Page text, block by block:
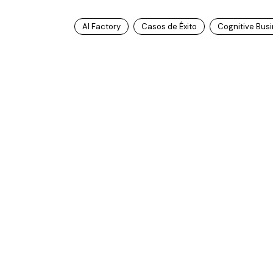
AI Factory Casos de Éxito Cognitive